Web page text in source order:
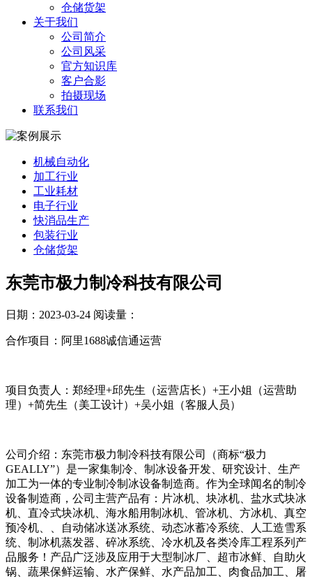
仓储货架
关于我们
公司简介
公司风采
官方知识库
客户合影
拍摄现场
联系我们
机械自动化
加工行业
工业耗材
电子行业
快消品生产
包装行业
仓储货架
东莞市极力制冷科技有限公司
日期：2023-03-24 阅读量：
合作项目：阿里1688诚信通运营
项目负责人：郑经理+邱先生（运营店长）+王小姐（运营助
理）+简先生（美工设计）+吴小姐（客服人员）
公司介绍：东莞市极力制冷科技有限公司（商标“极力
GEALLY”）是一家集制冷、制冰设备开发、研究设计、生产
加工为一体的专业制冷制冰设备制造商。作为全球闻名的制冷
设备制造商，公司主营产品有：片冰机、块冰机、盐水式块冰
机、直冷式块冰机、海水船用制冰机、管冰机、方冰机、真空
预冷机、、自动储冰送冰系统、动态冰蓄冷系统、人工造雪系
统、制冰机蒸发器、碎冰系统、冷水机及各类冷库工程系列产
品服务！产品广泛涉及应用于大型制冰厂、超市冰鲜、自助火
锅、蔬果保鲜运输、水产保鲜、水产品加工、肉食品加工、屠